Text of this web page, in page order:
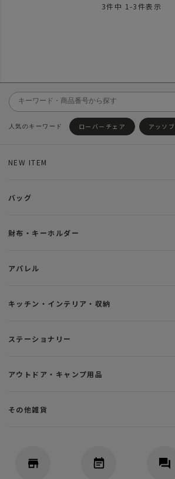
3件中 1 -3件表示
ローバーチェア アッソブ
NEW ITEM
バッグ
財布・キーホルダー
アパレル
キッチン・インテリア・収納
ステーショナリー
アウトドア・キャンプ用品
その他雑貨